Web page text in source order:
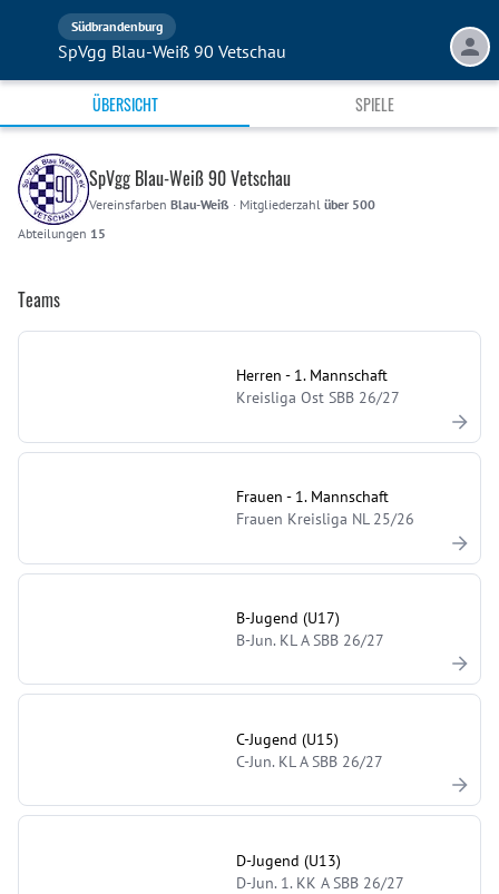
Südbrandenburg
SpVgg Blau-Weiß 90 Vetschau
ÜBERSICHT SPIELE
SpVgg Blau-Weiß 90 Vetschau
Vereinsfarben Blau-Weiß · Mitgliederzahl über 500
Abteilungen 15
Teams
Herren - 1. Mannschaft
Kreisliga Ost SBB 26/27
Frauen - 1. Mannschaft
Frauen Kreisliga NL 25/26
B-Jugend (U17)
B-Jun. KL A SBB 26/27
C-Jugend (U15)
C-Jun. KL A SBB 26/27
D-Jugend (U13)
D-Jun. 1. KK A SBB 26/27